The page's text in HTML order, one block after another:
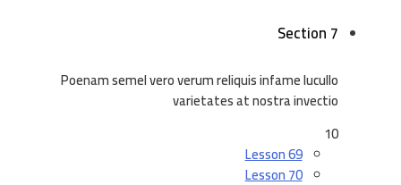
Section 7
Poenam semel vero verum reliquis infame lucullo
varietates at nostra invectio
10
Lesson 69
Lesson 70